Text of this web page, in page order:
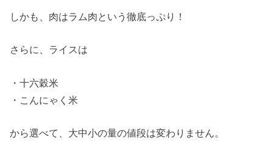
しかも、肉はラム肉という徹底っぷり！
さらに、ライスは
・十六穀米
・こんにゃく米
から選べて、大中小の量の値段は変わりません。